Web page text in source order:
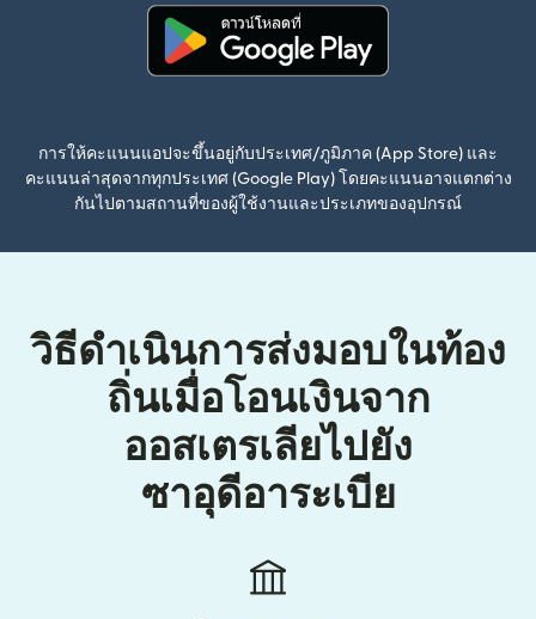
การให้คะแนนแอปจะขึ้นอยู่กับประเทศ/ภูมิภาค (App Store) และ
คะแนนล่าสุดจากทุกประเทศ (Google Play) โดยคะแนนอาจแตกต่าง
กันไปตามสถานที่ของผู้ใช้งานและประเภทของอุปกรณ์
วิธีดำเนินการส่งมอบในท้อง
ถิ่นเมื่อโอนเงินจาก
ออสเตรเลียไปยัง
ซาอุดีอาระเบีย